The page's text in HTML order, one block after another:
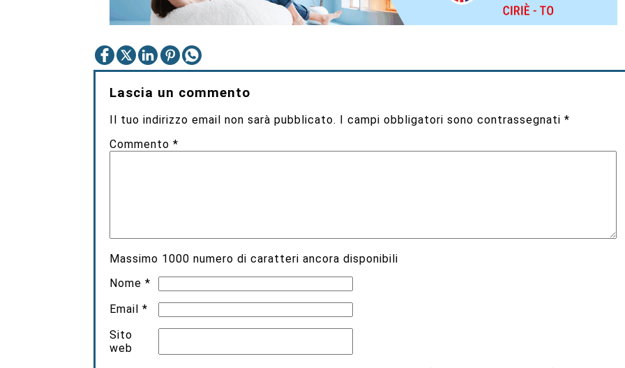
Lascia un commento
Il tuo indirizzo email non sarà pubblicato. I campi obbligatori sono contrassegnati*
Commento*
Massimo 1000 numero di caratteri ancora disponibili
Nome*
Email*
Sito
web